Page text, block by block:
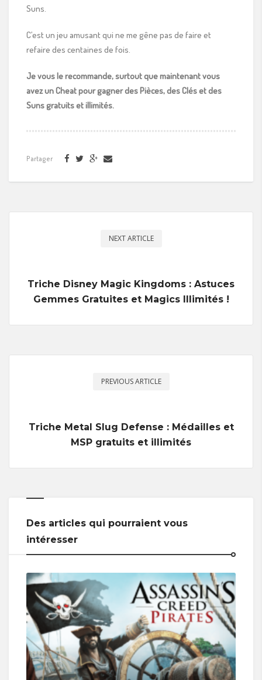
Suns.
C’est un jeu amusant qui ne me gêne pas de faire et
refaire des centaines de fois.
Je vous le recommande, surtout que maintenant vous
avez un Cheat pour gagner des Pièces, des Clés et des
Suns gratuits et illimités.
Partager
NEXT ARTICLE
Triche Disney Magic Kingdoms : Astuces
Gemmes Gratuites et Magics Illimités !
PREVIOUS ARTICLE
Triche Metal Slug Defense : Médailles et
MSP gratuits et illimités
Des articles qui pourraient vous
intéresser